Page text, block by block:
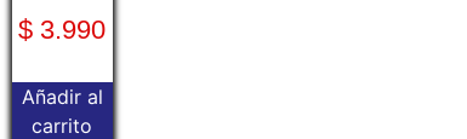
$ 3.990
Añadir al
carrito